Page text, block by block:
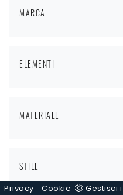
MARCA
ELEMENTI
MATERIALE
STILE
Privacy - Cookie Gestisci